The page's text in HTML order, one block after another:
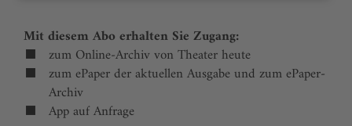
Mit diesem Abo erhalten Sie Zugang:
zum Online-Archiv von Theater heute
zum ePaper der aktuellen Ausgabe und zum ePaper-
Archiv
App auf Anfrage